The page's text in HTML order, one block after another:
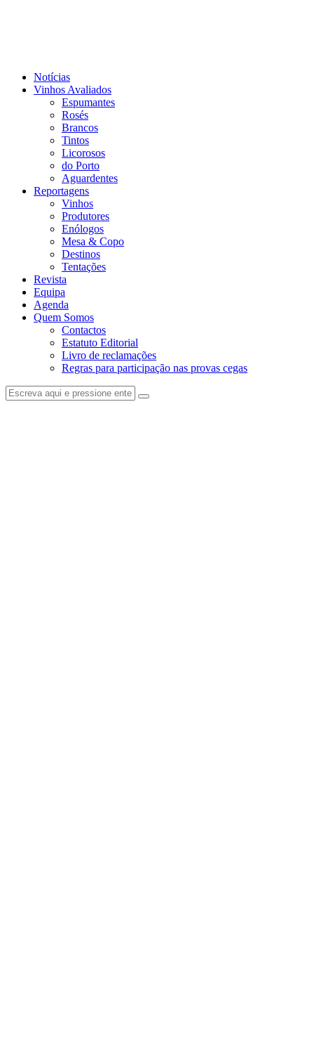
Notícias
Vinhos Avaliados
Espumantes
Rosés
Brancos
Tintos
Licorosos
do Porto
Aguardentes
Reportagens
Vinhos
Produtores
Enólogos
Mesa & Copo
Destinos
Tentações
Revista
Equipa
Agenda
Quem Somos
Contactos
Estatuto Editorial
Livro de reclamações
Regras para participação nas provas cegas